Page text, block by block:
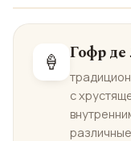
🍦 Гофр
с